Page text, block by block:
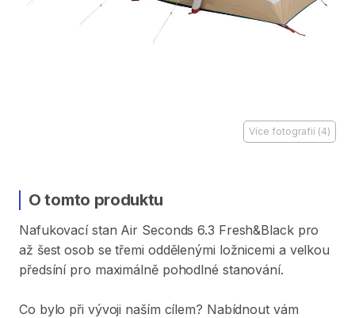
Více fotografií (4)
O tomto produktu
Nafukovací stan Air Seconds 6.3 Fresh&Black pro
až šest osob se třemi oddělenými ložnicemi a velkou
předsíní pro maximálně pohodlné stanování.
Co bylo při vývoji naším cílem? Nabídnout vám